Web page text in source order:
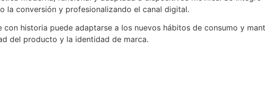
la conversión y profesionalizando el canal digital.
historia puede adaptarse a los nuevos hábitos de consumo y
del producto y la identidad de marca.